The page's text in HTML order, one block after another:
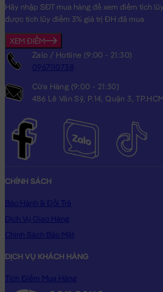
Hãy nhập SĐT mua hàng để xem điểm tích
được tích lũy điểm 3% giá trị ĐH đã mua
XEM ĐIỂM
Zalo / Hotline (9:00 - 21:30)
0967110738
Cửa Hàng (9:00 - 21:30)
486 Lê Văn Sỹ, P.14, Quận 3, TP.HCM
CHÍNH SÁCH
Bảo Hành & Đổi Trả
Dịch Vụ Giao Hàng
Chính Sách Bảo Mật
DỊCH VỤ KHÁCH HÀNG
Tích Điểm Mua Hàng